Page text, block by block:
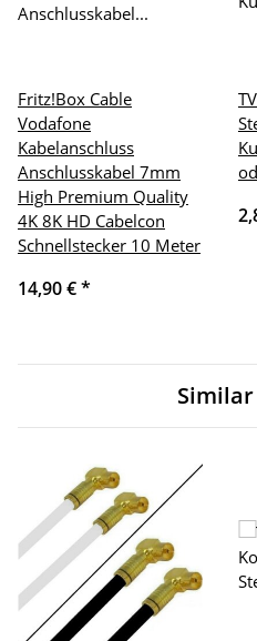
Fritz!Box Cable
Vodafone
Kabelanschluss
Anschlusskabel 7mm
High Premium Quality
4K 8K HD Cabelcon
Schnellstecker 10 Meter
14,90 €*